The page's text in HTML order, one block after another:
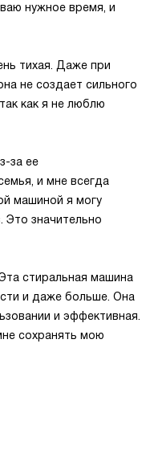
нужное время, и
тихая. Даже при
не создает сильного
как я не люблю
за ее
и мне всегда
машиной я могу
Это значительно
стиральная машина
и даже больше. Она
и эффективная.
сохранять мою